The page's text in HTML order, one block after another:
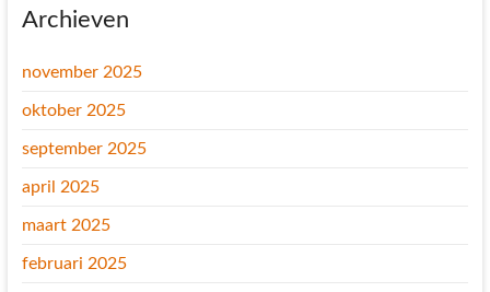
Archieven
november 2025
oktober 2025
september 2025
april 2025
maart 2025
februari 2025